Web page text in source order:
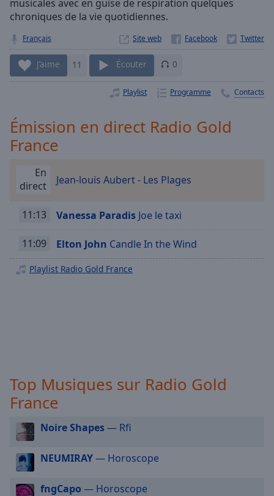
live
Remaining
Time-
1x
Chapters
Chapters
Descriptions
off,
selected
Subtitles
subtitles
selected
Audio
Track
Picture-
in-
Picture
Fullscreen
musicales avec en guise de respiration quelques
chroniques de la vie quotidiennes.
Français Site web
J’aime 11 Écouter 0
Playlist Programme Contacts
Émission en direct Radio Gold
France
En
direct
Jean-louis Aubert - Les Plages
11:13 Vanessa Paradis Joe le taxi
11:09 Elton John Candle In the Wind
Playlist Radio Gold France
Top Musiques sur Radio Gold
France
Noire Shapes— Rfi
NEUMIRAY— Horoscope
fngCapo — Horoscope